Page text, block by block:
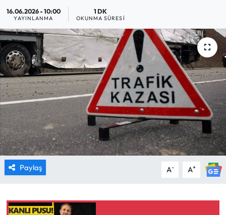
16.06.2026 - 10:00
YAYINLANMA
1 DK
OKUNMA SÜRESI
Paylaş A- A+
MAGAZİN
SAĞLIK
SİYASET
SPOR
TARIM
TURİZM
RESMİ İLANLAR